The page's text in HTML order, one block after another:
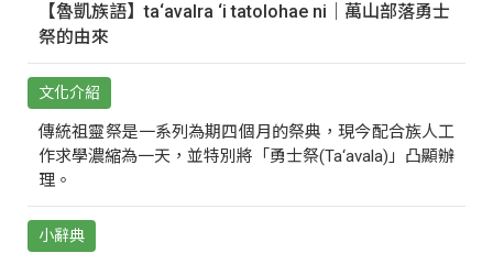
【魯凱族語】ta‘avalra ‘i tatolohae ni｜萬山部落勇士
祭的由來
文化介紹
傳統祖靈祭是一系列為期四個月的祭典，現今配合族人工
作求學濃縮為一天，並特別將「勇士祭(Ta‘avala)」凸顯辦
理。
小辭典